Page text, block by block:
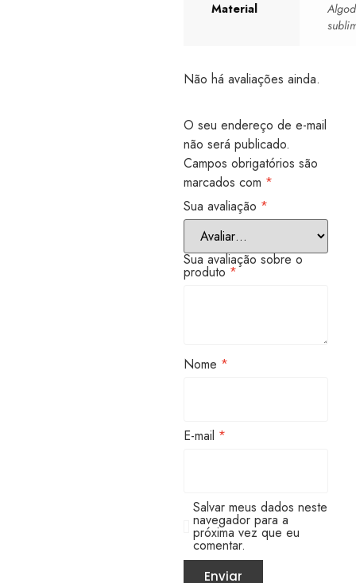
Material
Não há avaliações ainda.
O seu endereço de e-mail
não será publicado.
Campos obrigatórios são
marcados com *
Sua avaliação *
Sua avaliação sobre o
produto *
Nome *
E-mail *
Salvar meus dados neste
navegador para a
próxima vez que eu
comentar.